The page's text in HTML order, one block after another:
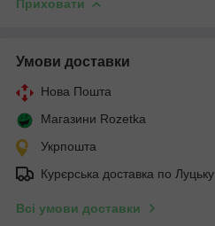
Приховати
Умови доставки
Нова Пошта
Магазини Rozetka
Укрпошта
Курєрська доставка по Луцьку
Всі умови доставки